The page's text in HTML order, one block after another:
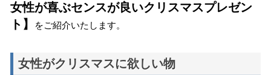
女性が喜ぶセンスが良いクリスマスプレゼン
ト】
をご紹介いたします。
女性がクリスマスに欲しい物